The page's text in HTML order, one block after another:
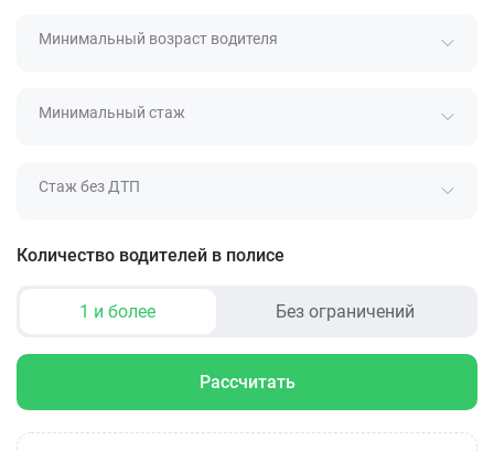
Минимальный возраст водителя
Минимальный стаж
Стаж без ДТП
Количество водителей в полисе
1 и более Без ограничений
Рассчитать